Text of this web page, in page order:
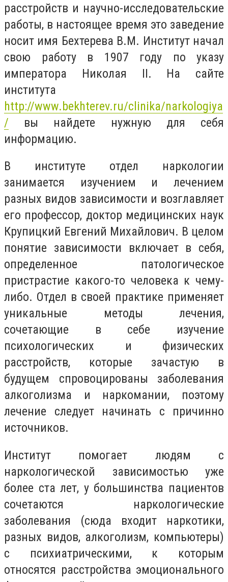
расстройств и научно-исследовательские
работы, в настоящее время это заведение
носит имя Бехтерева В.М. Институт начал
свою работу в 1907 году по указу
императора Николая ІІ. На сайте
института
http://www.bekhterev.ru/clinika/narkologiya
/ вы найдете нужную для себя
информацию.
В институте отдел наркологии
занимается изучением и лечением
разных видов зависимости и возглавляет
его профессор, доктор медицинских наук
Крупицкий Евгений Михайлович. В целом
понятие зависимости включает в себя,
определенное патологическое
пристрастие какого-то человека к чему-
либо. Отдел в своей практике применяет
уникальные методы лечения,
сочетающие в себе изучение
психологических и физических
расстройств, которые зачастую в
будущем спровоцированы заболевания
алкоголизма и наркомании, поэтому
лечение следует начинать с причинно
источников.
Институт помогает людям с
наркологической зависимостью уже
более ста лет, у большинства пациентов
сочетаются наркологические
заболевания (сюда входит наркотики,
разных видов, алкоголизм, компьютеры)
с психиатрическими, к которым
относятся расстройства эмоционального